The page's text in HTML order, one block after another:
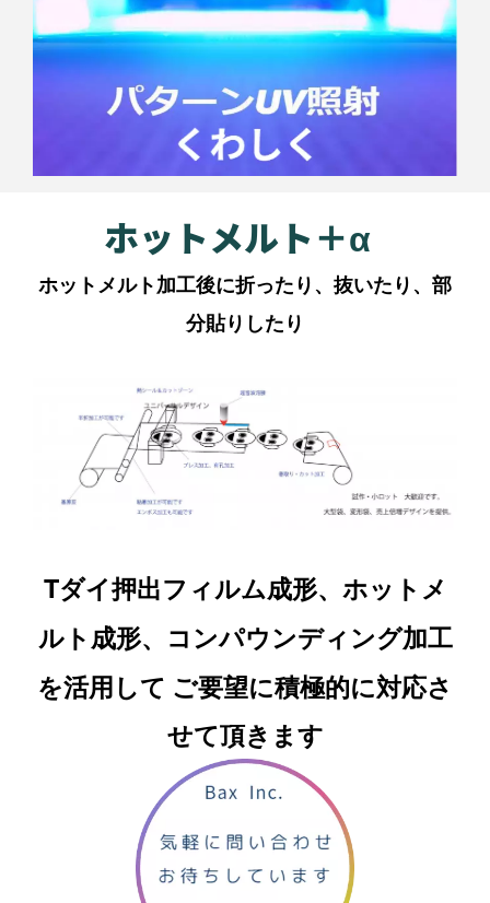
ホットメルト＋α
ホットメルト加工後に折ったり、抜いたり、部
分貼りしたり
Tダイ押出フィルム成形、ホットメ
ルト成形、コンパウンディング加工
を活用して ご要望に積極的に対応さ
せて頂きます